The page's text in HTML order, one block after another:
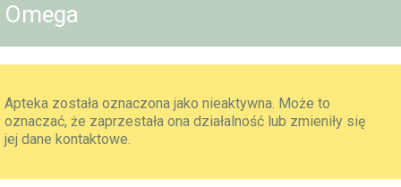
Omega
Apteka została oznaczona jako nieaktywna. Może to
oznaczać, że zaprzestała ona działalność lub zmieniły się
jej dane kontaktowe.